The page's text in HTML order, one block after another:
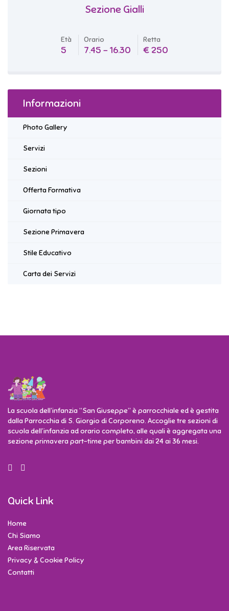
Sezione Gialli
Età
5
Orario
7.45 - 16.30
Retta
€ 250
Informazioni
Photo Gallery
Servizi
Sezioni
Offerta Formativa
Giornata tipo
Sezione Primavera
Stile Educativo
Carta dei Servizi
La scuola dell’infanzia “San Giuseppe” è parrocchiale ed è gestita
dalla Parrocchia di S. Giorgio di Corporeno. Accoglie tre sezioni di
scuola dell’infanzia ad orario completo, alle quali è aggregata una
sezione primavera part-time per bambini dai 24 ai 36 mesi.
Quick Link
Home
Chi Siamo
Area Riservata
Privacy & Cookie Policy
Contatti